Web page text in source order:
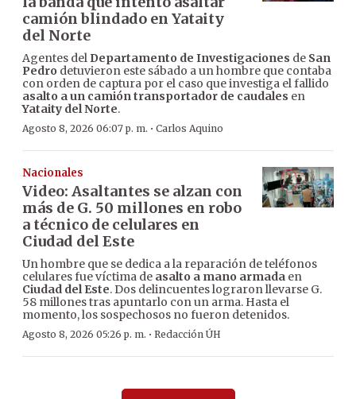
camión blindado en Yataity
del Norte
Agentes del Departamento de Investigaciones de San
Pedro detuvieron este sábado a un hombre que contaba
con orden de captura por el caso que investiga el fallido
asalto a un camión transportador de caudales en
Yataity del Norte.
Agosto 8, 2026 06:07 p. m. · Carlos Aquino
Nacionales
Video: Asaltantes se alzan con
más de G. 50 millones en robo
a técnico de celulares en
Ciudad del Este
Un hombre que se dedica a la reparación de teléfonos
celulares fue víctima de asalto a mano armada en
Ciudad del Este. Dos delincuentes lograron llevarse G.
58 millones tras apuntarlo con un arma. Hasta el
momento, los sospechosos no fueron detenidos.
Agosto 8, 2026 05:26 p. m. · Redacción ÚH